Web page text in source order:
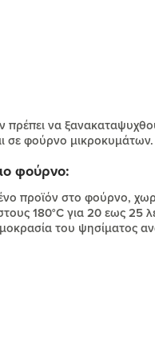
πρέπει να
σε φούρνο μικροκυμάτων.
φούρνο:
προϊόν στο φούρνο,
180°C για 20 εως 25
του ψησίματος